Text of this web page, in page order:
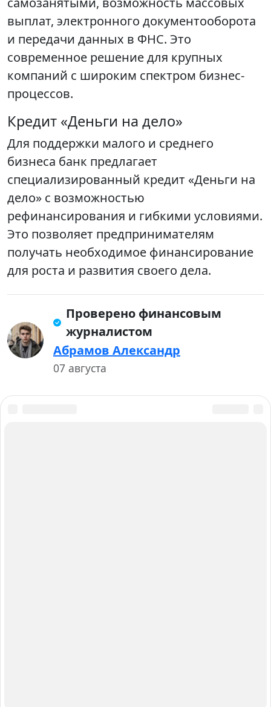
выплат, электронного документооборота
и передачи данных в ФНС. Это
современное решение для крупных
компаний с широким спектром бизнес-
процессов.
Кредит «Деньги на дело»
Для поддержки малого и среднего
бизнеса банк предлагает
специализированный кредит «Деньги на
дело» с возможностью
рефинансирования и гибкими условиями.
Это позволяет предпринимателям
получать необходимое финансирование
для роста и развития своего дела.
Проверено финансовым
журналистом
Абрамов Александр
07 августа